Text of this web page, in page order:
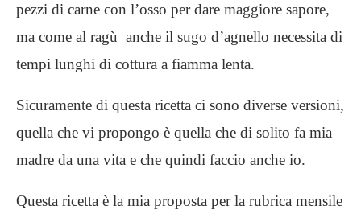
pezzi di carne con l’osso per dare maggiore sapore,
ma come al ragù anche il sugo d’agnello necessita di
tempi lunghi di cottura a fiamma lenta.
Sicuramente di questa ricetta ci sono diverse versioni,
quella che vi propongo è quella che di solito fa mia
madre da una vita e che quindi faccio anche io.
Questa ricetta è la mia proposta per la rubrica mensile